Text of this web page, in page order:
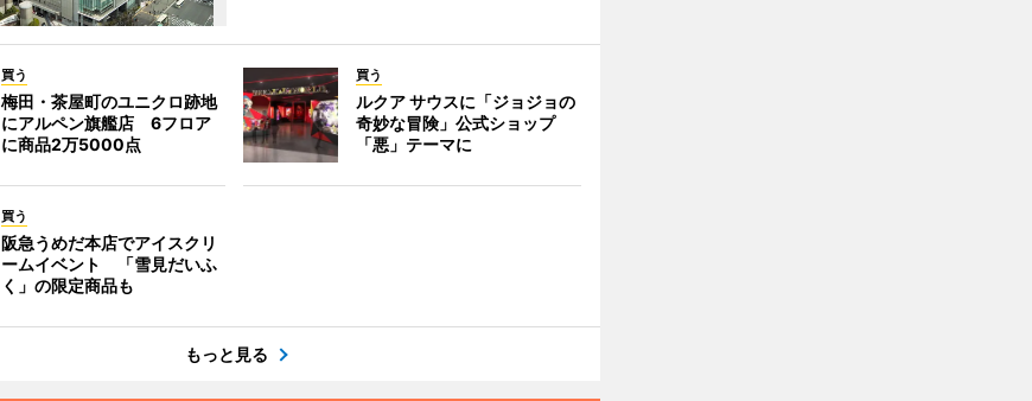
買う
梅田・茶屋町のユニクロ跡地
にアルペン旗艦店 6フロア
に商品2万5000点
買う
ルクア サウスに「ジョジョの
奇妙な冒険」公式ショップ
「悪」テーマに
買う
阪急うめだ本店でアイスクリ
ームイベント 「雪見だいふ
く」の限定商品も
もっと見る